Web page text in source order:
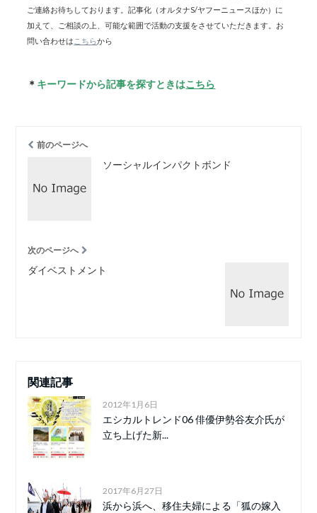
ご連絡お待ちしております。記事化（オルタナS/ヤフーニュースほか）に
加えて、ご相談の上、可能な範囲で活動の支援をさせていただきます。お
問い合わせは こちらから
＊ キーワードから記事を探すときはこちら
前のページへ
ソーシャルインパクトボンド
次のページへ
ダイベストメント
関連記事
2012年1月6日
エシカルトレンド06 俳優伊勢谷友介氏が
立ち上げた新...
2017年6月27日
浜から浜へ、移住夫婦による「狐の嫁入